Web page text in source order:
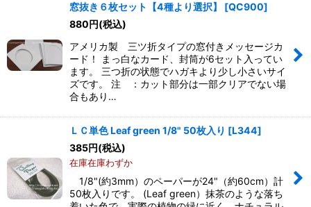
窓抜き６枚セット【4種より選択】 [QC900]
880 円(税込)
アメリカ製 三ツ折タイプの窓付きメッセージカ
ード！ まっ白なカード、封筒が6セット入ってい
ます。 三つ折の状態でハガキより少し小さいサイ
ズです。 注 ：カット部分は一部クリアでない場
合もあり…
ＬＣ単色 Leaf green 1/8" 50枚入り [L344]
385円(税込)
在庫在庫わずか
1/8"(約3mm）のペーパーが24"（約60cm）計
50枚入りです。 (Leaf green）抹茶のような落ち